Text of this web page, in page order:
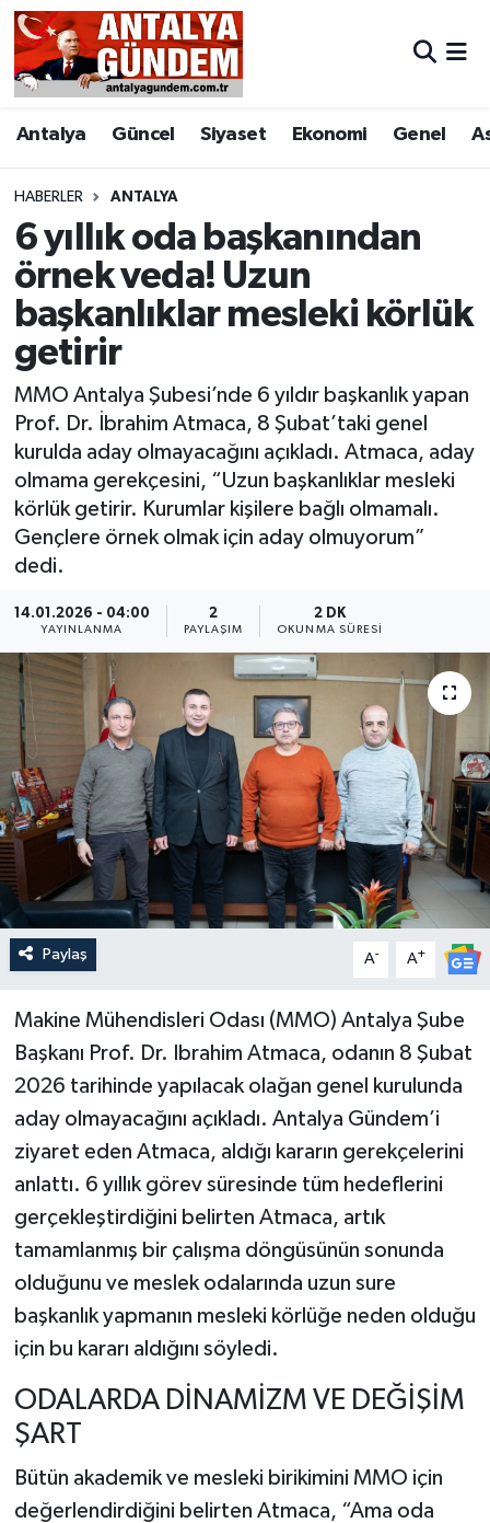
Antalya Güncel Siyaset Ekonomi Genel
HABERLER ANTALYA
6 yıllık oda başkanından
örnek veda! Uzun
başkanlıklar mesleki körlük
getirir
MMO Antalya Şubesi’nde 6 yıldır başkanlık yapan
Prof. Dr. İbrahim Atmaca, 8 Şubat’taki genel
kurulda aday olmayacağını açıkladı. Atmaca, aday
olmama gerekçesini, “Uzun başkanlıklar mesleki
körlük getirir. Kurumlar kişilere bağlı olmamalı.
Gençlere örnek olmak için aday olmuyorum”
dedi.
14.01.2026 - 04:00
YAYINLANMA
2
PAYLAŞIM
2 DK
OKUNMA SÜRESI
Paylaş A- A+
Makine Mühendisleri Odası (MMO) Antalya Şube
Başkanı Prof. Dr. Ibrahim Atmaca, odanın 8 Şubat
2026 tarihinde yapılacak olağan genel kurulunda
aday olmayacağını açıkladı. Antalya Gündem’i
ziyaret eden Atmaca, aldığı kararın gerekçelerini
anlattı. 6 yıllık görev süresinde tüm hedeflerini
gerçekleştirdiğini belirten Atmaca, artık
tamamlanmış bir çalışma döngüsünün sonunda
olduğunu ve meslek odalarında uzun sure
başkanlık yapmanın mesleki körlüğe neden olduğu
için bu kararı aldığını söyledi.
ODALARDA DİNAMİZM VE DEĞİŞİM
ŞART
Bütün akademik ve mesleki birikimini MMO için
değerlendirdiğini belirten Atmaca, “Ama oda
Antalya
Asayiş
Bilim & Teknoloji
Bölge
EĞİTİM
Ekonomi
Genel
Görüntülü Haber
Güncel
Resmi İlan
Sağlık & Yaşam
Siyaset
Spor
Antalya Nöbetçi Eczaneler
Antalya Hava Durumu
Antalya Namaz Vakitleri
Antalya Trafik Yoğunluk Haritası
Süper Lig Puan Durumu ve Fikstür
Tüm Manşetler
Son Dakika Haberleri
Haber Arşivi